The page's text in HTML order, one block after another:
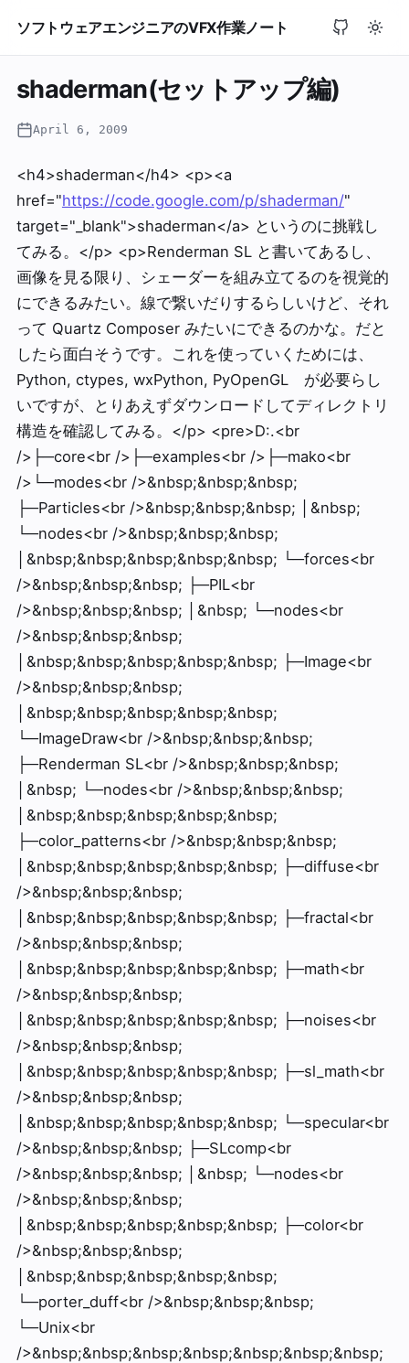
ソフトウェアエンジニアのVFX作業ノート
shaderman(セットアップ編)
April 6, 2009
<h4>shaderman</h4> <p><a
href="https://code.google.com/p/shaderman/"
target="_blank">shaderman</a> というのに挑戦し
てみる。</p> <p>Renderman SL と書いてあるし、
画像を見る限り、シェーダーを組み立てるのを視覚的
にできるみたい。線で繋いだりするらしいけど、それ
って Quartz Composer みたいにできるのかな。だと
したら面白そうです。これを使っていくためには、
Python, ctypes, wxPython, PyOpenGL が必要らし
いですが、とりあえずダウンロードしてディレクトリ
構造を確認してみる。</p> <pre>D:.<br
/>├─core<br />├─examples<br />├─mako<br
/>└─modes<br />&nbsp;&nbsp;&nbsp;
├─Particles<br />&nbsp;&nbsp;&nbsp; │&nbsp;
└─nodes<br />&nbsp;&nbsp;&nbsp;
│&nbsp;&nbsp;&nbsp;&nbsp;&nbsp; └─forces<br
/>&nbsp;&nbsp;&nbsp; ├─PIL<br
/>&nbsp;&nbsp;&nbsp; │&nbsp; └─nodes<br
/>&nbsp;&nbsp;&nbsp;
│&nbsp;&nbsp;&nbsp;&nbsp;&nbsp; ├─Image<br
/>&nbsp;&nbsp;&nbsp;
│&nbsp;&nbsp;&nbsp;&nbsp;&nbsp;
└─ImageDraw<br />&nbsp;&nbsp;&nbsp;
├─Renderman SL<br />&nbsp;&nbsp;&nbsp;
│&nbsp; └─nodes<br />&nbsp;&nbsp;&nbsp;
│&nbsp;&nbsp;&nbsp;&nbsp;&nbsp;
├─color_patterns<br />&nbsp;&nbsp;&nbsp;
│&nbsp;&nbsp;&nbsp;&nbsp;&nbsp; ├─diffuse<br
/>&nbsp;&nbsp;&nbsp;
│&nbsp;&nbsp;&nbsp;&nbsp;&nbsp; ├─fractal<br
/>&nbsp;&nbsp;&nbsp;
│&nbsp;&nbsp;&nbsp;&nbsp;&nbsp; ├─math<br
/>&nbsp;&nbsp;&nbsp;
│&nbsp;&nbsp;&nbsp;&nbsp;&nbsp; ├─noises<br
/>&nbsp;&nbsp;&nbsp;
│&nbsp;&nbsp;&nbsp;&nbsp;&nbsp; ├─sl_math<br
/>&nbsp;&nbsp;&nbsp;
│&nbsp;&nbsp;&nbsp;&nbsp;&nbsp; └─specular<br
/>&nbsp;&nbsp;&nbsp; ├─SLcomp<br
/>&nbsp;&nbsp;&nbsp; │&nbsp; └─nodes<br
/>&nbsp;&nbsp;&nbsp;
│&nbsp;&nbsp;&nbsp;&nbsp;&nbsp; ├─color<br
/>&nbsp;&nbsp;&nbsp;
│&nbsp;&nbsp;&nbsp;&nbsp;&nbsp;
└─porter_duff<br />&nbsp;&nbsp;&nbsp;
└─Unix<br
/>&nbsp;&nbsp;&nbsp;&nbsp;&nbsp;&nbsp;&nbsp;